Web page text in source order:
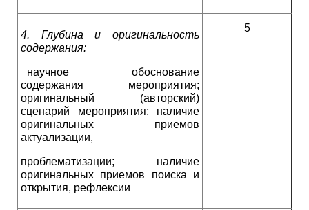
4. Глубина и оригинальность
содержания:
научное обоснование
содержания мероприятия;
оригинальный (авторский)
сценарий мероприятия; наличие
оригинальных приемов
актуализации,
проблематизации; наличие
оригинальных приемов поиска и
открытия, рефлексии
5